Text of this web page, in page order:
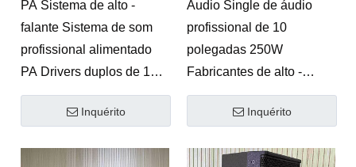
15 polegadas
PA Sistema de alto -
falante Sistema de som
profissional alimentado
PA Drivers duplos de 15
polegadas de 15
polegadas
Profissional
Inquérito
Audio Single de áudio
profissional de 10
polegadas 250W
Fabricantes de alto -
falantesPalestrante
Profissional T-10
* Design exclusivo com
Inquérito